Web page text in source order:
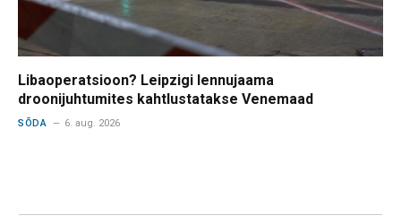
Libaoperatsioon? Leipzigi lennujaama
droonijuhtumites kahtlustatakse Venemaad
SÕDA 6. aug. 2026